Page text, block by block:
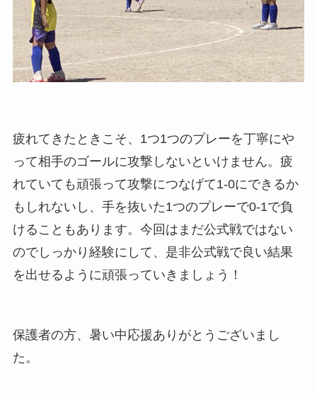
疲れてきたときこそ、1つ1つのプレーを丁寧にや
って相手のゴールに攻撃しないといけません。疲
れていても頑張って攻撃につなげて1-0にできるか
もしれないし、手を抜いた1つのプレーで0-1で負
けることもあります。今回はまだ公式戦ではない
のでしっかり経験にして、是非公式戦で良い結果
を出せるように頑張っていきましょう！
保護者の方、暑い中応援ありがとうございまし
た。